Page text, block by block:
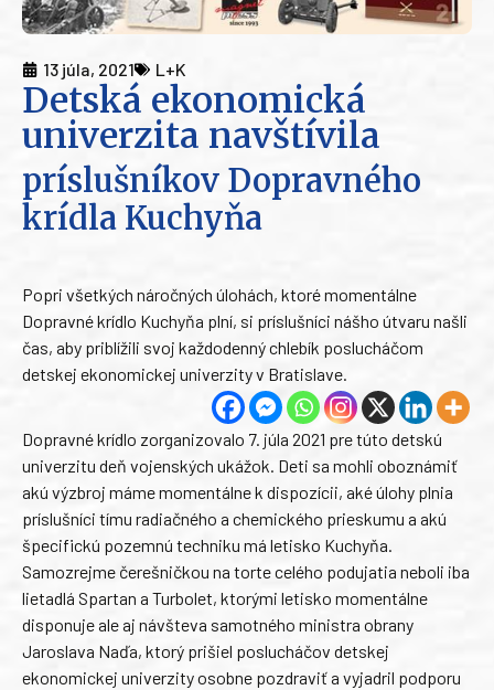
13 júla, 2021 L+K
Detská ekonomická
univerzita navštívila
príslušníkov Dopravného
krídla Kuchyňa
Popri všetkých náročných úlohách, ktoré momentálne
Dopravné krídlo Kuchyňa plní, si príslušníci nášho útvaru našli
čas, aby priblížili svoj každodenný chlebík poslucháčom
detskej ekonomickej univerzity v Bratislave.
Dopravné krídlo zorganizovalo 7. júla 2021 pre túto detskú
univerzitu deň vojenských ukážok. Deti sa mohli oboznámiť
akú výzbroj máme momentálne k dispozícii, aké úlohy plnia
príslušníci tímu radiačného a chemického prieskumu a akú
špecifickú pozemnú techniku má letisko Kuchyňa.
Samozrejme čerešničkou na torte celého podujatia neboli iba
lietadlá Spartan a Turbolet, ktorými letisko momentálne
disponuje ale aj návšteva samotného ministra obrany
Jaroslava Naďa, ktorý prišiel poslucháčov detskej
ekonomickej univerzity osobne pozdraviť a vyjadril podporu